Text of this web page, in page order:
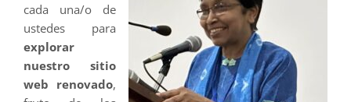
cada una/o de
ustedes para
explorar
nuestro sitio
web renovado,